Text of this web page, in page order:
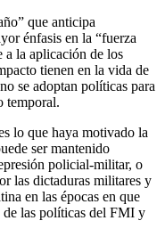
que anticipa
énfasis en la “fuerza
a la aplicación de los
tienen en la vida de
se adoptan políticas para
temporal.
lo que haya motivado la
ser mantenido
policial-militar, o
las dictaduras militares y
en las épocas en que
de las políticas del FMI y